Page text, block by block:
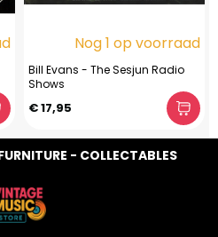
Nog 1 op voorraad
Bill Evans - The Sesjun Radio
Shows
€ 17,95
- COLLECTABLES